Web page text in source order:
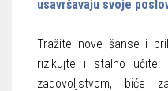
usavršavaju svoje
Tražite nove šanse i
rizikujte i stalno
zadovoljstvom, biće